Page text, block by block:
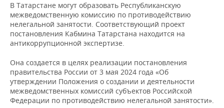
ONLINE-КОНФЕРЕНЦИИ
ОТКРЫТАЯ ЛЕКЦИЯ
ХОККЕЙ
БАСКЕТБОЛ
ВОЛЕЙБОЛ
КИБЕРСПОРТ
ВЛАСТЬ
ИНФРАСТРУКТУРА
ИСТОРИЯ
КУЛЬТУРА
СЮЖЕТЫ
СПРАВОЧНИК
СПИСОК ПЕРСОН
СПИСОК КОМПАНИЙ
ПОЛНАЯ ВЕРСИЯ
В Татарстане могут образовать Республиканскую
межведомственную комиссию по противодействию
нелегальной занятости. Соответствующий проект
постановления Кабмина Татарстана находится на
антикоррупционной экспертизе.
Она создается в целях реализации постановления
правительства России от 3 мая 2024 года «Об
утверждении Положения о создании и деятельности
межведомственных комиссий субъектов Российской
Федерации по противодействию нелегальной занятости».